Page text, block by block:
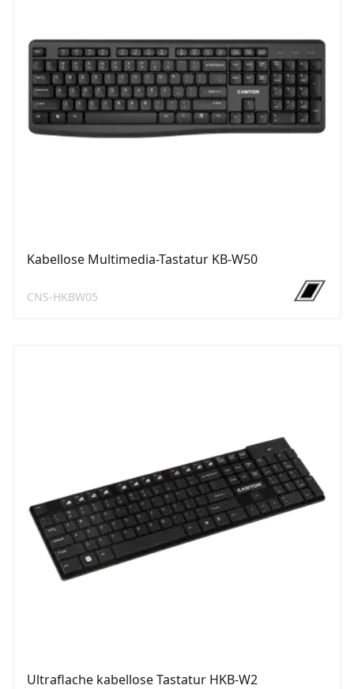
Kabellose Multimedia-Tastatur KB-W50
CNS-HKBW05
Ultraflache kabellose Tastatur HKB-W2